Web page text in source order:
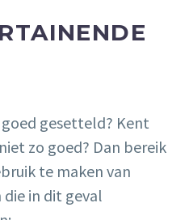
gesetteld? Kent
zo goed? Dan bereik
te maken van
in dit geval